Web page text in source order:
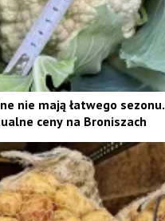
nie mają łatwego sezonu.
ceny na Broniszach